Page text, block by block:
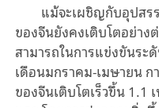
แม้จะเผชิญกับอุปสร
ของจีนยังคงเติบโตอย่าง
สามารถในการแข่งขันระ
เดือนมกราคม-เมษายน
ของจีนเติบโตเร็วขึ้น 1.1